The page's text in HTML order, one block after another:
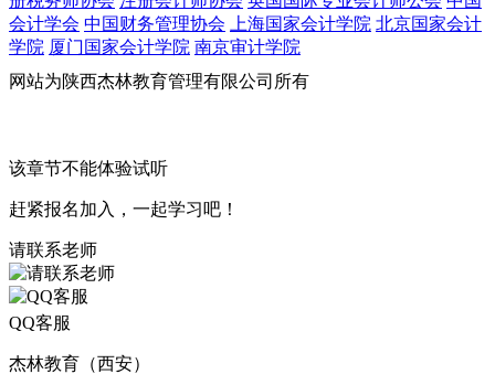
会计学会 中国财务管理协会 上海国家会计学院 北京国家会计
学院 厦门国家会计学院 南京审计学院
网站为陕西杰林教育管理有限公司所有
该章节不能体验试听
赶紧报名加入，一起学习吧！
请联系老师
QQ客服
杰林教育（西安）